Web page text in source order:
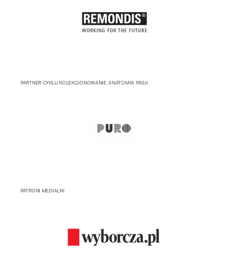
PARTNER CYKLU KOLEKCJONOWANIE. ANATOMIA PASJI
PATRONI MEDIALNI